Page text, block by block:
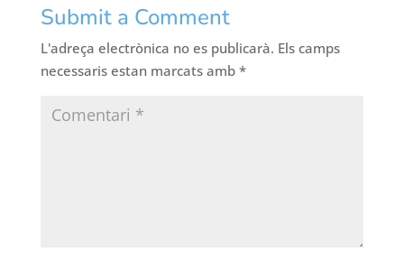
Submit a Comment
L'adreça electrònica no es publicarà. Els camps
necessaris estan marcats amb *